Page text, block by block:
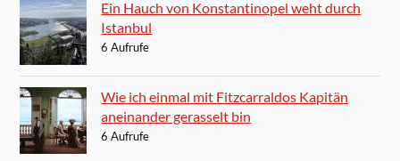
Ein Hauch von Konstantinopel weht durch
Istanbul
6 Aufrufe
Wie ich einmal mit Fitzcarraldos Kapitän
aneinander gerasselt bin
6 Aufrufe